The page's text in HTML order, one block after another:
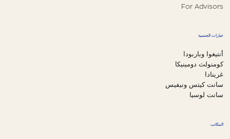
For Advisors
خيارات الجنسية
أنتيغوا وباربودا
كومنولث دومينيكا
غرينادا
سانت كيتس ونيفيس
سانت لوسيا
المكاتب